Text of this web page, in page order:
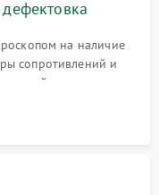
на наличие
сопротивлений и
цепей питания,
и видеочипа.